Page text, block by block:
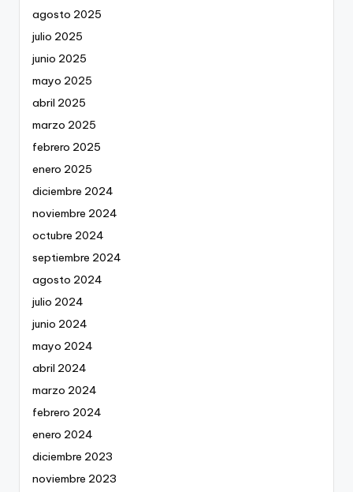
agosto 2025
julio 2025
junio 2025
mayo 2025
abril 2025
marzo 2025
febrero 2025
enero 2025
diciembre 2024
noviembre 2024
octubre 2024
septiembre 2024
agosto 2024
julio 2024
junio 2024
mayo 2024
abril 2024
marzo 2024
febrero 2024
enero 2024
diciembre 2023
noviembre 2023